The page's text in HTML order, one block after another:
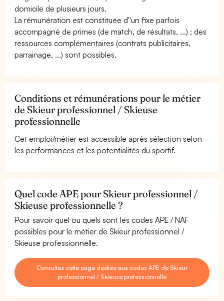
domicile de plusieurs jours.
La rémunération est constituée d''un fixe parfois
accompagné de primes (de match, de résultats, ...) ; des
ressources complémentaires (contrats publicitaires,
parrainage, ...) sont possibles.
Conditions et rémunérations pour le métier
de Skieur professionnel / Skieuse
professionnelle
Cet emploi/métier est accessible après sélection selon
les performances et les potentialités du sportif.
Quel code APE pour Skieur professionnel /
Skieuse professionnelle ?
Pour savoir quel ou quels sont les codes APE / NAF
possibles pour le métier de Skieur professionnel /
Skieuse professionnelle.
Consultez cette page dédiée aux codes APE de Skieur
professionnel / Skieuse professionnelle